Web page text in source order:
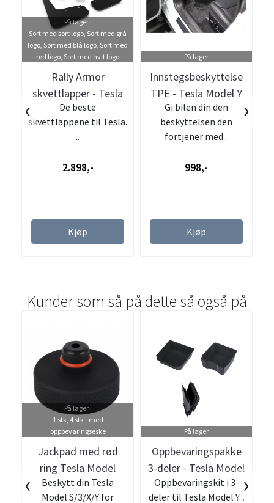
På lager i
Sort med sort logo, Sort med grå
logo, Sort med blå logo, Sort med
rød logo, Sort med hvit logo
Rally Armor
skvettlapper - Tesla
Model Y
De beste
skvettlappene til Tesla.
..
2.898,-
Kjøp
På lager
Innstegsbeskyttelse
TPE - Tesla Model Y
Juniper
Gi bilen din den
beskyttelsen den
fortjener med...
998,-
Kjøp
‹ ›
Kunder som så på dette så også på
På lager i
1 stk, 4 stk - med
oppbevaringseske
Jackpad med rød
ring Tesla Model
S/3/X/Y
Beskytt din Tesla
Model S/3/X/Y for
På lager
Oppbevaringspakke
3-deler - Tesla Model
3 og Y
Oppbevaringskit i 3-
deler til Tesla Model Y...
‹ ›